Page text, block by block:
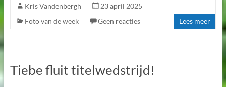
Kris Vandenbergh
23 april 2025
Foto van de week
Geen reacties Lees meer
Tiebe fluit titelwedstrijd!